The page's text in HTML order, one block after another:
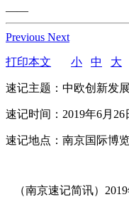
——
Previous Next
打印本文 小 中 大
速记主题：中欧创新发
速记时间：2019年6月26
速记地点：南京国际博
（南京速记简讯）